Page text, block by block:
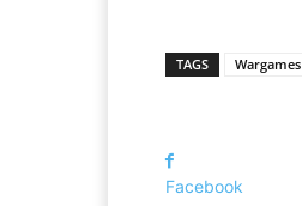
TAGS Wargames
Facebook